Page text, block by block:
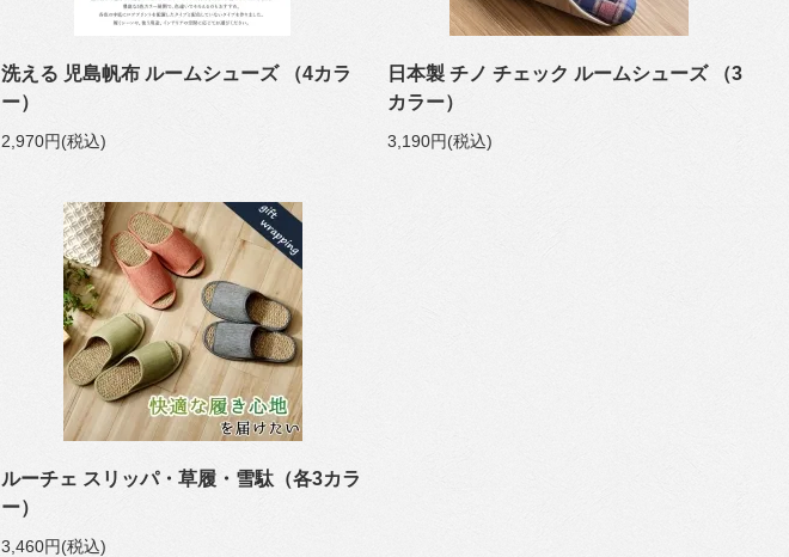
洗える 児島帆布 ルームシューズ （4カラ
ー）
2,970円(税込)
日本製 チノ チェック ルームシューズ （3
カラー）
3,190円(税込)
ルーチェ スリッパ・草履・雪駄（各3カラ
ー）
3,460円(税込)